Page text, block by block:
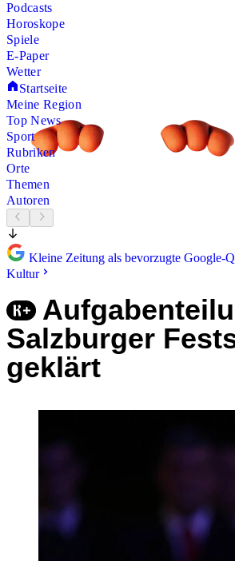
Podcasts
Horoskope
Spiele
E-Paper
Wetter
Startseite
Meine Region
Top News
Sport
Rubriken
Orte
Themen
Autoren
Kleine Zeitung als bevorzugte Google-
Kultur
Salzburger
geklärt